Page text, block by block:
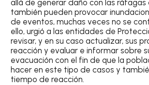
allá de generar daño con las ráfagas
también pueden provocar
de eventos, muchas veces no se
ello, urgió a las entidades de
revisar, y en su caso actualizar, sus
reacción y evaluar e informar sobre
evacuación con el fin de que la
hacer en este tipo de casos y
tiempo de reacción.